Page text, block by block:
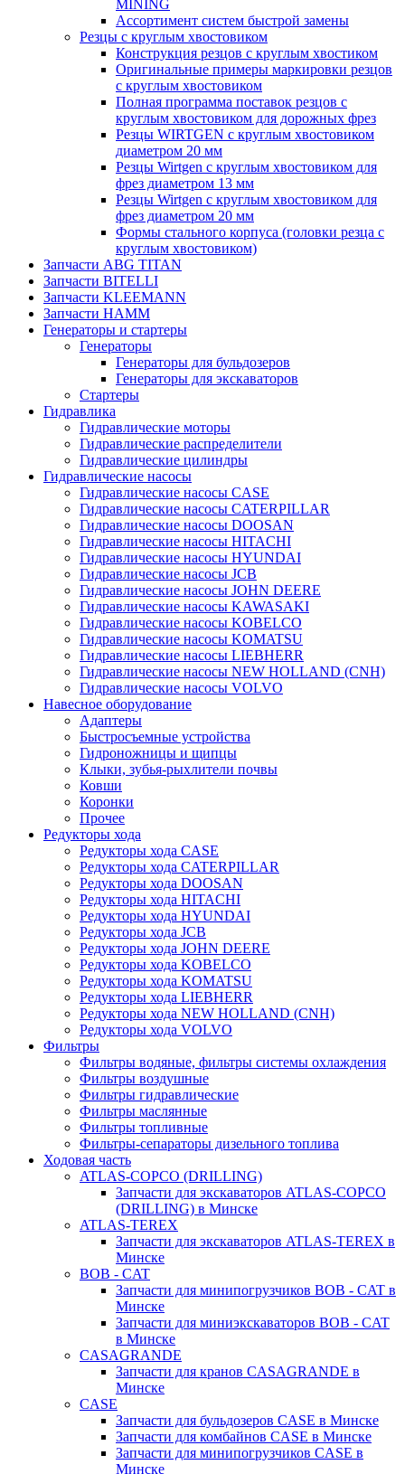
MINING
Ассортимент систем быстрой замены
Резцы с круглым хвостовиком
Конструкция резцов с круглым хвостиком
Оригинальные примеры маркировки резцов
с круглым хвостовиком
Полная программа поставок резцов с
круглым хвостовиком для дорожных фрез
Резцы WIRTGEN с круглым хвостовиком
диаметром 20 мм
Резцы Wirtgen с круглым хвостовиком для
фрез диаметром 13 мм
Резцы Wirtgen с круглым хвостовиком для
фрез диаметром 20 мм
Формы стального корпуса (головки резца с
круглым хвостовиком)
Запчасти ABG TITAN
Запчасти BITELLI
Запчасти KLEEMANN
Запчасти HAMM
Генераторы и стартеры
Генераторы
Генераторы для бульдозеров
Генераторы для экскаваторов
Стартеры
Гидравлика
Гидравлические моторы
Гидравлические распределители
Гидравлические цилиндры
Гидравлические насосы
Гидравлические насосы CASE
Гидравлические насосы CATERPILLAR
Гидравлические насосы DOOSAN
Гидравлические насосы HITACHI
Гидравлические насосы HYUNDAI
Гидравлические насосы JCB
Гидравлические насосы JOHN DEERE
Гидравлические насосы KAWASAKI
Гидравлические насосы KOBELCO
Гидравлические насосы KOMATSU
Гидравлические насосы LIEBHERR
Гидравлические насосы NEW HOLLAND (CNH)
Гидравлические насосы VOLVO
Навесное оборудование
Адаптеры
Быстросъемные устройства
Гидроножницы и щипцы
Клыки, зубья-рыхлители почвы
Ковши
Коронки
Прочее
Редукторы хода
Редукторы хода CASE
Редукторы хода CATERPILLAR
Редукторы хода DOOSAN
Редукторы хода HITACHI
Редукторы хода HYUNDAI
Редукторы хода JCB
Редукторы хода JOHN DEERE
Редукторы хода KOBELCO
Редукторы хода KOMATSU
Редукторы хода LIEBHERR
Редукторы хода NEW HOLLAND (CNH)
Редукторы хода VOLVO
Фильтры
Фильтры водяные, фильтры системы охлаждения
Фильтры воздушные
Фильтры гидравлические
Фильтры маслянные
Фильтры топливные
Фильтры-сепараторы дизельного топлива
Ходовая часть
ATLAS-COPCO (DRILLING)
Запчасти для экскаваторов ATLAS-COPCO
(DRILLING) в Минске
ATLAS-TEREX
Запчасти для экскаваторов ATLAS-TEREX в
Минске
BOB - CAT
Запчасти для минипогрузчиков BOB - CAT в
Минске
Запчасти для миниэкскаваторов BOB - CAT
в Минске
CASAGRANDE
Запчасти для кранов CASAGRANDE в
Минске
CASE
Запчасти для бульдозеров CASE в Минске
Запчасти для комбайнов CASE в Минске
Запчасти для минипогрузчиков CASE в
Минске